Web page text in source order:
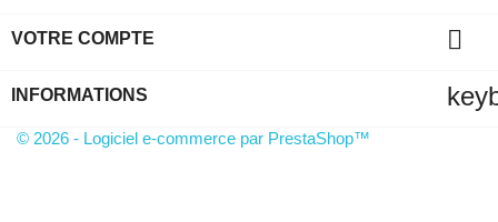
VOTRE COMPTE 
INFORMATIONS
© 2026 - Logiciel e-commerce par PrestaShop™